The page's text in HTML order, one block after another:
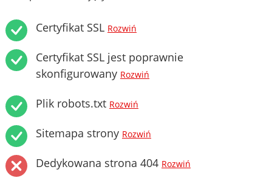
Certyfikat SSL Rozwiń
Certyfikat SSL jest poprawnie
skonfigurowany Rozwiń
Plik robots.txt Rozwiń
Sitemapa strony Rozwiń
Dedykowana strona 404 Rozwiń